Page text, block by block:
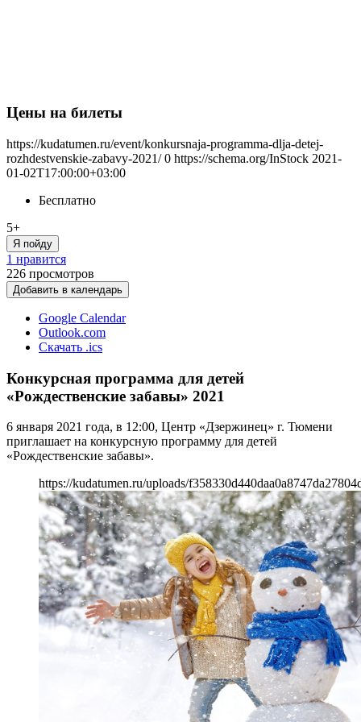
Цены на билеты
https://kudatumen.ru/event/konkursnaja-programma-dlja-detej-
rozhdestvenskie-zabavy-2021/ 0 https://schema.org/InStock 2021-
01-02T17:00:00+03:00
Бесплатно
5+
Я пойду
1 нравится
226 просмотров
Добавить в календарь
Google Calendar
Outlook.com
Скачать .ics
Конкурсная программа для детей
«Рождественские забавы» 2021
6 января 2021 года, в 12:00, Центр «Дзержинец» г. Тюмени
приглашает на конкурсную программу для детей
«Рождественские забавы».
https://kudatumen.ru/uploads/